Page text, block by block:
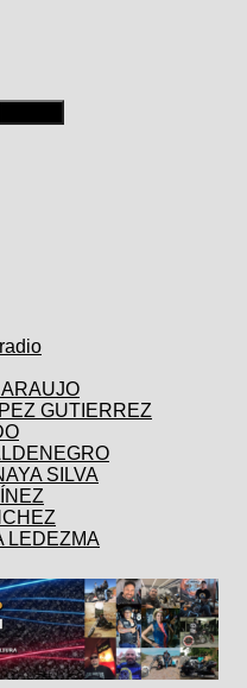
GUTIERREZ
SILVA
LEDEZMA